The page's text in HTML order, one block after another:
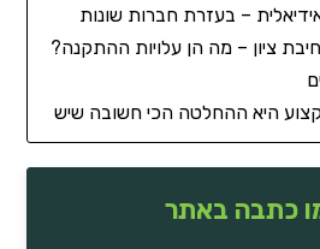
– בעזרת חברות שונות
ציון – מה הן עלויות ההתקנה?
היא ההחלטה הכי חשובה שיש
כתבה באתר